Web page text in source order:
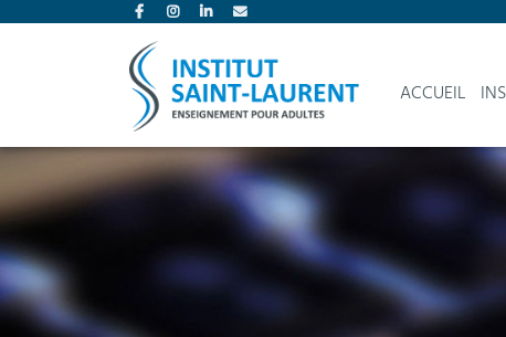
ACCUEIL